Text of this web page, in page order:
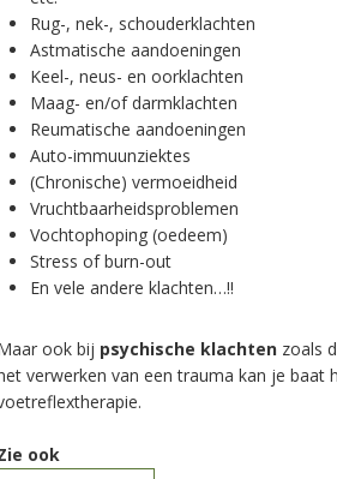
Rug-, nek-, schouderklachten
Astmatische aandoeningen
Keel-, neus- en oorklachten
Maag- en/of darmklachten
Reumatische aandoeningen
Auto-immuunziektes
(Chronische) vermoeidheid
Vruchtbaarheidsproblemen
Vochtophoping (oedeem)
Stress of burn-out
En vele andere klachten…!!
ook bij psychische klachtenzoals
verwerken van een trauma kan je baat
ook